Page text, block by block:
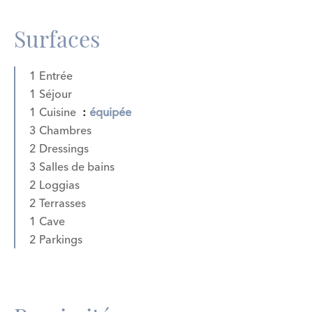
Surfaces
1 Entrée
1 Séjour
1 Cuisine
équipée
3 Chambres
2 Dressings
3 Salles de bains
2 Loggias
2 Terrasses
1 Cave
2 Parkings